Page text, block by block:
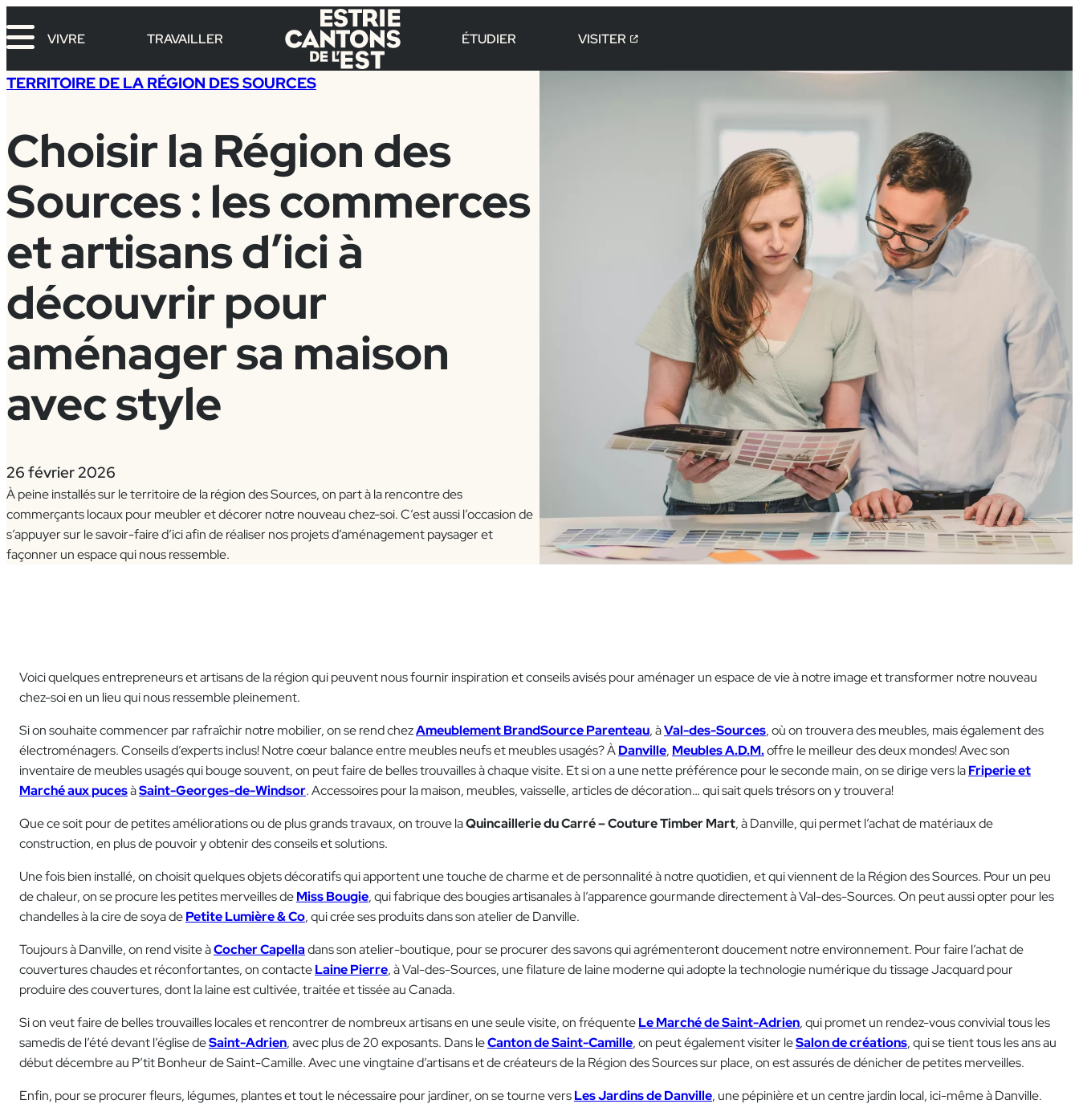
au
VIVRE TRAVAILLER ÉTUDIER VISITER
TERRITOIRE DE LA RÉGION DES SOURCES
Choisir la Région des
Sources : les commerces
et artisans d’ici à
découvrir pour
aménager sa maison
avec style
26 février 2026
À peine installés sur le territoire de la région des Sources, on part à la rencontre des
commerçants locaux pour meubler et décorer notre nouveau chez-soi. C’est aussi l’occasion de
s’appuyer sur le savoir-faire d’ici afin de réaliser nos projets d’aménagement paysager et
façonner un espace qui nous ressemble.
Voici quelques entrepreneurs et artisans de la région qui peuvent nous fournir inspiration et conseils avisés pour aménager un espace de vie à notre image et transformer notre nouveau
chez-soi en un lieu qui nous ressemble pleinement.
Si on souhaite commencer par rafraîchir notre mobilier, on se rend chezAmeublement BrandSource Parenteau, àVal-des-Sources, où on trouvera des meubles, mais également des
électroménagers. Conseils d’experts inclus! Notre cœur balance entre meubles neufs et meubles usagés? ÀDanville, Meubles A.D.M.offre le meilleur des deux mondes! Avec son
inventaire de meubles usagés qui bouge souvent, on peut faire de belles trouvailles à chaque visite. Et si on a une nette préférence pour le seconde main, on se dirige vers laFriperie et
Marché aux pucesàSaint-Georges-de-Windsor. Accessoires pour la maison, meubles, vaisselle, articles de décoration… qui sait quels trésors on y trouvera!
Que ce soit pour de petites améliorations ou de plus grands travaux, on trouve laQuincaillerie du Carré – Couture Timber Mart, à Danville, qui permet l’achat de matériaux de
construction, en plus de pouvoir y obtenir des conseils et solutions.
Une fois bien installé, on choisit quelques objets décoratifs qui apportent une touche de charme et de personnalité à notre quotidien, et qui viennent de la Région des Sources. Pour un peu
de chaleur, on se procure les petites merveilles deMiss Bougie, qui fabrique des bougies artisanales à l’apparence gourmande directement à Val-des-Sources. On peut aussi opter pour les
chandelles à la cire de soya dePetite Lumière & Co, qui crée ses produits dans son atelier de Danville.
Toujours à Danville, on rend visite àCocher Capelladans son atelier-boutique, pour se procurer des savons qui agrémenteront doucement notre environnement. Pour faire l’achat de
couvertures chaudes et réconfortantes, on contacteLaine Pierre, à Val-des-Sources, une filature de laine moderne qui adopte la technologie numérique du tissage Jacquard pour
produire des couvertures, dont la laine est cultivée, traitée et tissée au Canada.
Si on veut faire de belles trouvailles locales et rencontrer de nombreux artisans en une seule visite, on fréquenteLe Marché de Saint-Adrien, qui promet un rendez-vous convivial tous les
samedis de l’été devant l’église deSaint-Adrien, avec plus de 20 exposants. Dans leCanton de Saint-Camille, on peut également visiter leSalon de créations, qui se tient tous les ans au
début décembre au P’tit Bonheur de Saint-Camille. Avec une vingtaine d’artisans et de créateurs de la Région des Sources sur place, on est assurés de dénicher de petites merveilles.
Enfin, pour se procurer fleurs, légumes, plantes et tout le nécessaire pour jardiner, on se tourne versLes Jardins de Danville, une pépinière et un centre jardin local, ici-même à Danville.